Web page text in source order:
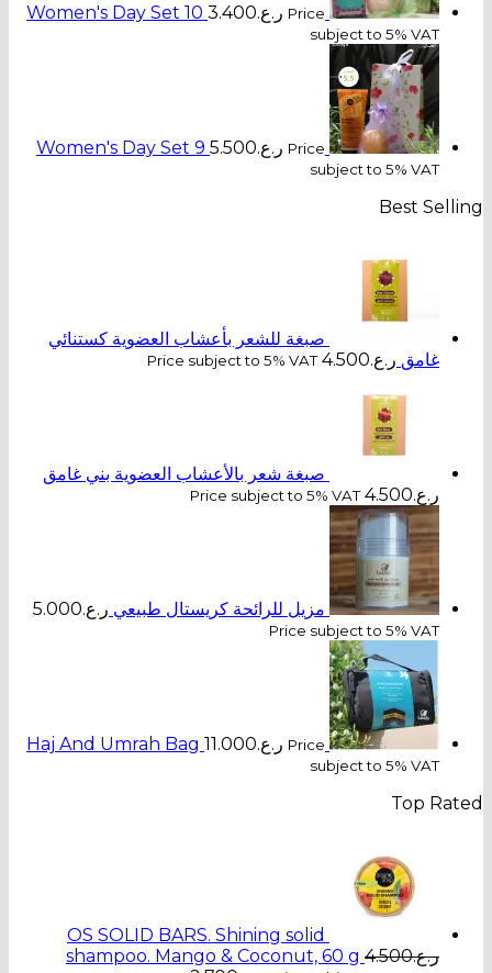
Women's Day Set 10 ر.ع.3.400
Women's Day Set 9 ر.ع.5.500
للشعر بأعشاب العضوية كستنائي
Price subject to 5% VAT
شعر بالأعشاب العضوية بني غامق
Price subject to
للرائحة كريستال طبيعي ر.ع.5.000
Haj And Umrah Bag ر.ع. 11.000
OS SOLID BARS. Shining
shampoo. Mango &